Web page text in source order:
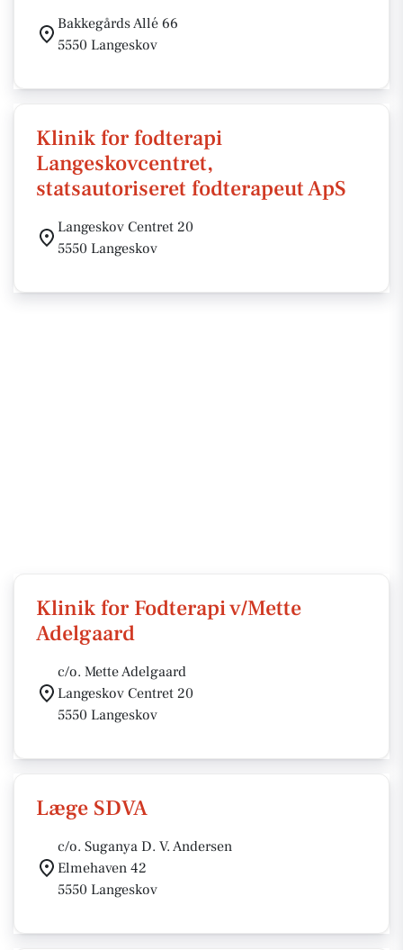
Bakkegårds Allé 66
5550 Langeskov
Klinik for fodterapi
Langeskovcentret,
statsautoriseret fodterapeut ApS
Langeskov Centret 20
5550 Langeskov
Klinik for Fodterapi v/Mette
Adelgaard
c/o. Mette Adelgaard
Langeskov Centret 20
5550 Langeskov
Læge SDVA
c/o. Suganya D. V. Andersen
Elmehaven 42
5550 Langeskov